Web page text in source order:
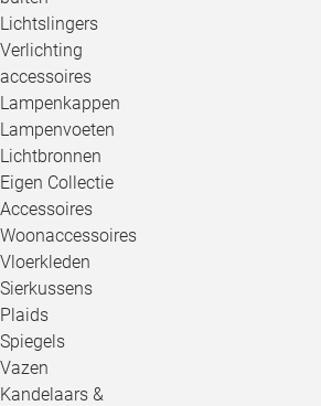
Lichtslingers
Verlichting
accessoires
Lampenkappen
Lampenvoeten
Lichtbronnen
Eigen Collectie
Accessoires
Woonaccessoires
Vloerkleden
Sierkussens
Plaids
Spiegels
Vazen
Kandelaars &